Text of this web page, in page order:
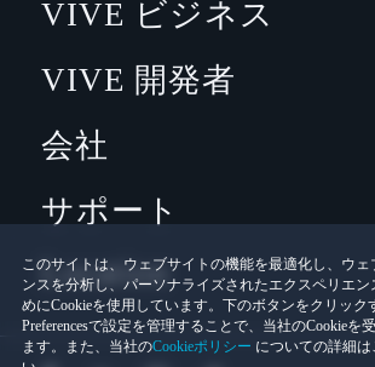
このサイトは、ウェブサイトの機能を最適化し、ウ
ンスを分析し、パーソナライズされたエクスペリエ
めにCookieを使用しています。下のボタンをクリック
Preferencesで設定を管理することで、当社のCookieを
ます。また、当社のCookieポリシー についての詳細
VIVE ビジネス
VIVE 開発者
会社
サポート
Location